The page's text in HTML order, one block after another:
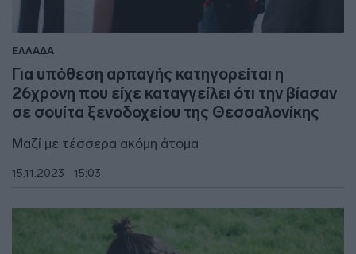
ΕΛΛΑΔΑ
Για υπόθεση αρπαγής κατηγορείται η
26χρονη που είχε καταγγείλει ότι την βίασαν
σε σουίτα ξενοδοχείου της Θεσσαλονίκης
Μαζί με τέσσερα ακόμη άτομα
15.11.2023 - 15:03